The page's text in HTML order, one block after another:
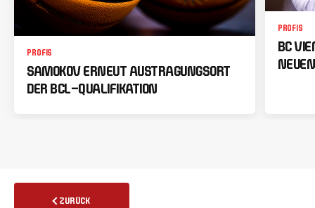
PROFIS
SAMOKOV ERNEUT AUSTRAGUNGSORT
DER BCL-QUALIFIKATION
PROFIS
BC
ZURÜCK